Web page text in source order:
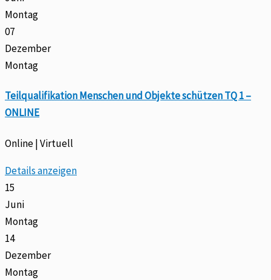
Montag
07
Dezember
Montag
Teilqualifikation Menschen und Objekte schützen TQ 1 –
ONLINE
Online | Virtuell
Details anzeigen
15
Juni
Montag
14
Dezember
Montag